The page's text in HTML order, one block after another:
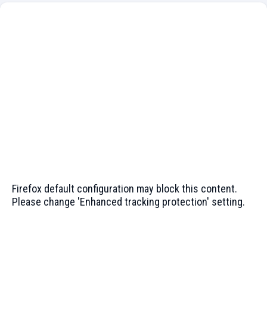
Firefox default configuration may block this content.
Please change 'Enhanced tracking protection' setting.